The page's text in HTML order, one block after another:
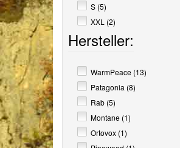
S (5)
XXL (2)
Hersteller:
WarmPeace (13)
Patagonia (8)
Rab (5)
Montane (1)
Ortovox (1)